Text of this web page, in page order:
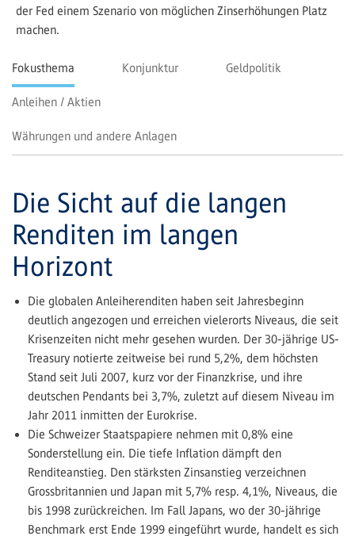
der Fed einem Szenario von möglichen Zinserhöhungen Platz
machen.
Fokusthema Konjunktur Geldpolitik
Anleihen / Aktien
Währungen und andere Anlagen
Die Sicht auf die langen
Renditen im langen
Horizont
Die globalen Anleiherenditen haben seit Jahresbeginn
deutlich angezogen und erreichen vielerorts Niveaus, die seit
Krisen­zeiten nicht mehr gesehen wurden. Der 30-jährige US-
Treasury notierte zeitweise bei rund 5,2%, dem höchsten
Stand seit Juli 2007, kurz vor der Finanzkrise, und ihre
deutschen Pendants bei 3,7%, zuletzt auf diesem Niveau im
Jahr 2011 inmitten der Eurokrise.
Die Schweizer Staatspapiere nehmen mit 0,8% eine
Sonderstellung ein. Die tiefe Inflation dämpft den
Renditeanstieg. Den stärksten Zinsanstieg verzeichnen
Grossbritannien und Japan mit 5,7% resp. 4,1%, Niveaus, die
bis 1998 zurückreichen. Im Fall Japans, wo der 30-jährige
Benchmark erst Ende 1999 eingeführt wurde, handelt es sich